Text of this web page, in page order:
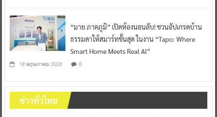
“มาย ภาคภูมิ” เปิดห้องนอนลับ! ชวนอัปเกรดบ้าน
ธรรมดาให้สมาร์ทขั้นสุด ในงาน “Tapo: Where
Smart Home Meets Real AI”
18 พฤษภาคม 2026 0
ข่าวทั่วไทย